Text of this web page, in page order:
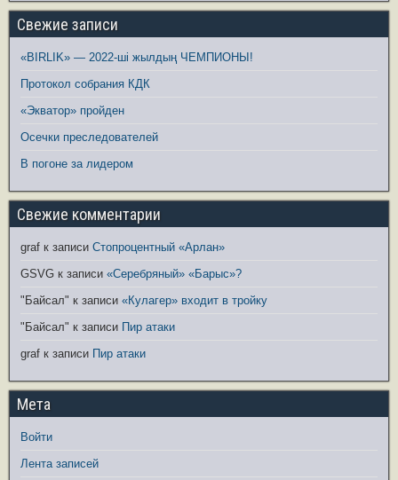
Свежие записи
«BIRLIK» — 2022-ші жылдың ЧЕМПИОНЫ!
Протокол собрания КДК
«Экватор» пройден
Осечки преследователей
В погоне за лидером
Свежие комментарии
graf к записи Стопроцентный «Арлан»
GSVG к записи «Серебряный» «Барыс»?
"Байсал" к записи «Кулагер» входит в тройку
"Байсал" к записи Пир атаки
graf к записи Пир атаки
Мета
Войти
Лента записей